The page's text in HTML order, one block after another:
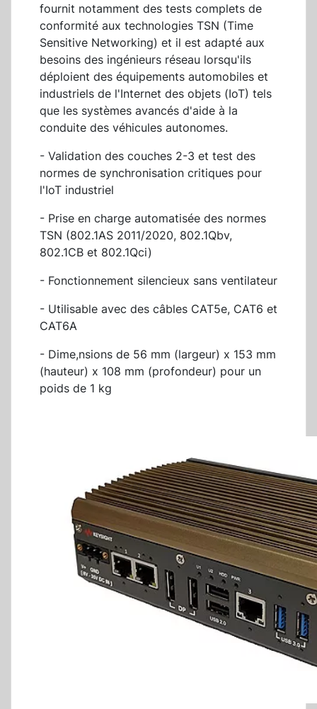
fournit notamment des tests complets de
conformité aux technologies TSN (Time
Sensitive Networking) et il est adapté aux
besoins des ingénieurs réseau lorsqu'ils
déploient des équipements automobiles et
industriels de l'Internet des objets (IoT) tels
que les systèmes avancés d'aide à la
conduite des véhicules autonomes.
- Validation des couches 2-3 et test des
normes de synchronisation critiques pour
l'IoT industriel
- Prise en charge automatisée des normes
TSN (802.1AS 2011/2020, 802.1Qbv,
802.1CB et 802.1Qci)
- Fonctionnement silencieux sans ventilateur
- Utilisable avec des câbles CAT5e, CAT6 et
CAT6A
- Dime,nsions de 56 mm (largeur) x 153 mm
(hauteur) x 108 mm (profondeur) pour un
poids de 1 kg